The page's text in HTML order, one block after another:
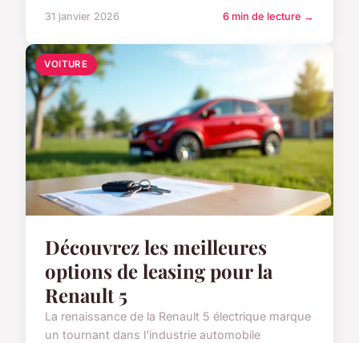
31 janvier 2026 6 min de lecture →
VOITURE
Découvrez les meilleures
options de leasing pour la
Renault 5
La renaissance de la Renault 5 électrique marque
un tournant dans l'industrie automobile